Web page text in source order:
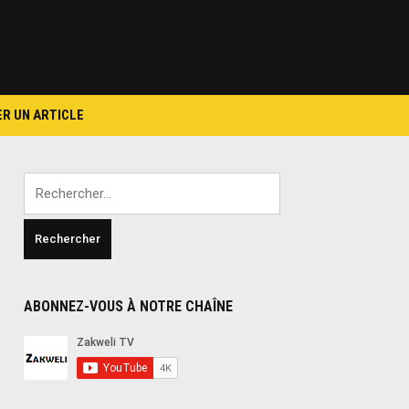
UN ARTICLE
ABONNEZ-VOUS À NOTRE CHAÎNE